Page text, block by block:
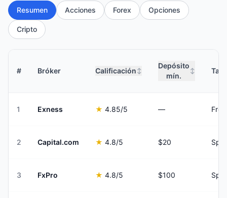
Resumen Acciones Forex Opciones
Cripto
# Bróker Calificación ↕
Depósito
mín.
↕
1 Exness ★ 4.85/5 —
2 Capital.com ★ 4.8/5 $20
3 FxPro ★ 4.8/5 $100